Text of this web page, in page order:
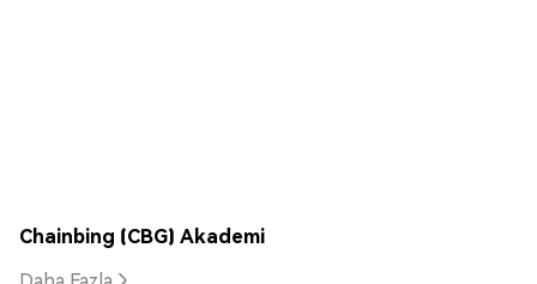
Chainbing (CBG) Akademi